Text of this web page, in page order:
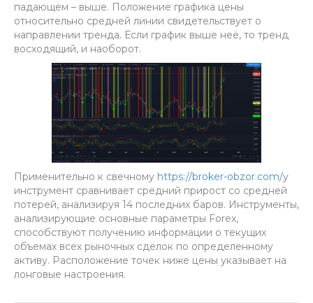
падающем – выше. Положение графика цены
относительно средней линии свидетельствует о
направлении тренда. Если график выше неё, то тренд
восходящий, и наоборот.
Применительно к свечному https://broker-obzor.com/у
инструмент сравнивает средний прирост со средней
потерей, анализируя 14 последних баров. Инструменты,
анализирующие основные параметры Forex,
способствуют получению информации о текущих
объемах всех рыночных сделок по определенному
активу. Расположение точек ниже цены указывает на
лонговые настроения.